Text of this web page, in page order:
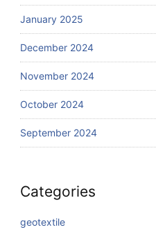
January 2025
December 2024
November 2024
October 2024
September 2024
Categories
geotextile